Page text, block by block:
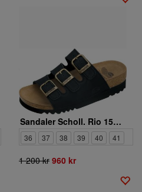
Sandaler Scholl. Rio 15147600 6
36 37 38 39 40 41
1 200 kr 960 kr